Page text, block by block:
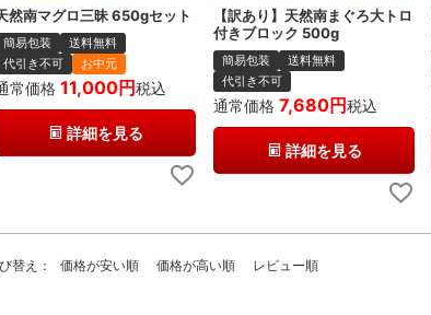
然南マグロ三昧 650gセット
簡易包装
送料無料
代引き不可
お中元
常価格 11,000 税込
詳細を見る
【訳あり】天然南まぐろ大トロ
付きブロック 500g
簡易包装
送料無料
代引き不可
通常価格 7,680 税込
詳細を見る
替え 価格が安い順 価格が高い順 レビュー順